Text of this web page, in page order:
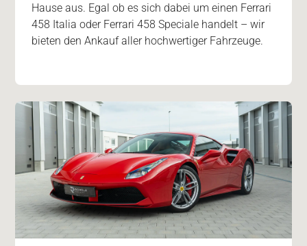
Hause aus. Egal ob es sich dabei um einen Ferrari
458 Italia oder Ferrari 458 Speciale handelt – wir
bieten den Ankauf aller hochwertiger Fahrzeuge.